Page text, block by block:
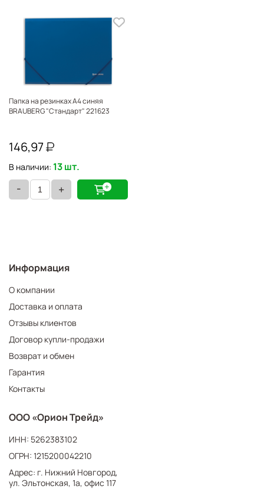
Папка на резинках А4 синяя
BRAUBERG "Стандарт" 221623
146,97
В наличии: 13 шт.
- +
Информация
О компании
Доставка и оплата
Отзывы клиентов
Договор купли-продажи
Возврат и обмен
Гарантия
Контакты
ООО «Орион Трейд»
ИНН: 5262383102
ОГРН: 1215200042210
Адрес: г. Нижний Новгород,
ул. Эльтонская, 1а, офис 117